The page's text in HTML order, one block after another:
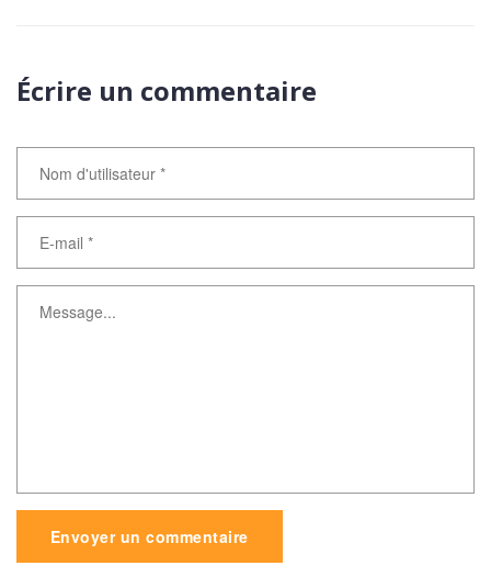
Écrire un commentaire
Envoyer un commentaire